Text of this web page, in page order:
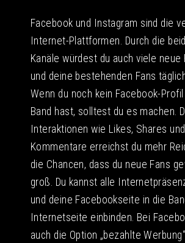
Facebook und Instagram sind die
Internet-Plattformen. Durch die
Kanäle würdest du auch viele neue
und deine bestehenden Fans
Wenn du noch kein Facebook-
Band hast, solltest du es machen.
Interaktionen wie Likes, Shares und
Kommentare erreichst du mehr
die Chancen, dass du neue Fans
groß. Du kannst alle
und deine Facebookseite in die
Internetseite einbinden. Bei
auch die Option „bezahlte